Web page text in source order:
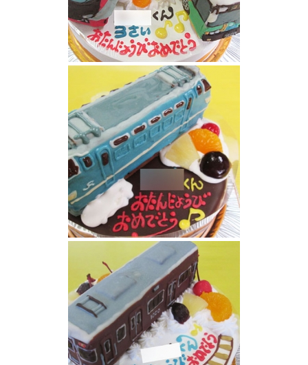
都営バスと京王ライナー電車立体ケーキ
EF66 27電気機関車立体ケーキ